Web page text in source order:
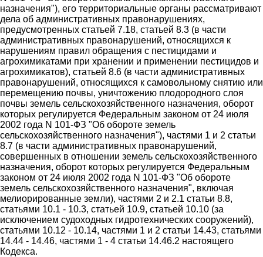
назначения"), его территориальные органы рассматривают
дела об административных правонарушениях,
предусмотренных статьей 7.18, статьей 8.3 (в части
административных правонарушений, относящихся к
нарушениям правил обращения с пестицидами и
агрохимикатами при хранении и применении пестицидов и
агрохимикатов), статьей 8.6 (в части административных
правонарушений, относящихся к самовольному снятию или
перемещению почвы, уничтожению плодородного слоя
почвы земель сельскохозяйственного назначения, оборот
которых регулируется Федеральным законом от 24 июля
2002 года N 101-ФЗ "Об обороте земель
сельскохозяйственного назначения"), частями 1 и 2 статьи
8.7 (в части административных правонарушений,
совершенных в отношении земель сельскохозяйственного
назначения, оборот которых регулируется Федеральным
законом от 24 июля 2002 года N 101-ФЗ "Об обороте
земель сельскохозяйственного назначения", включая
мелиорированные земли), частями 2 и 2.1 статьи 8.8,
статьями 10.1 - 10.3, статьей 10.9, статьей 10.10 (за
исключением судоходных гидротехнических сооружений),
статьями 10.12 - 10.14, частями 1 и 2 статьи 14.43, статьями
14.44 - 14.46, частями 1 - 4 статьи 14.46.2 настоящего
Кодекса.